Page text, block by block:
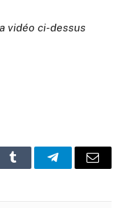
vidéo ci-dessus
Tumblr TelegramEmail